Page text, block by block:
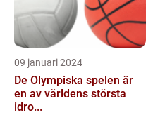
09 januari 2024
De Olympiska spelen är
en av världens största
idro...